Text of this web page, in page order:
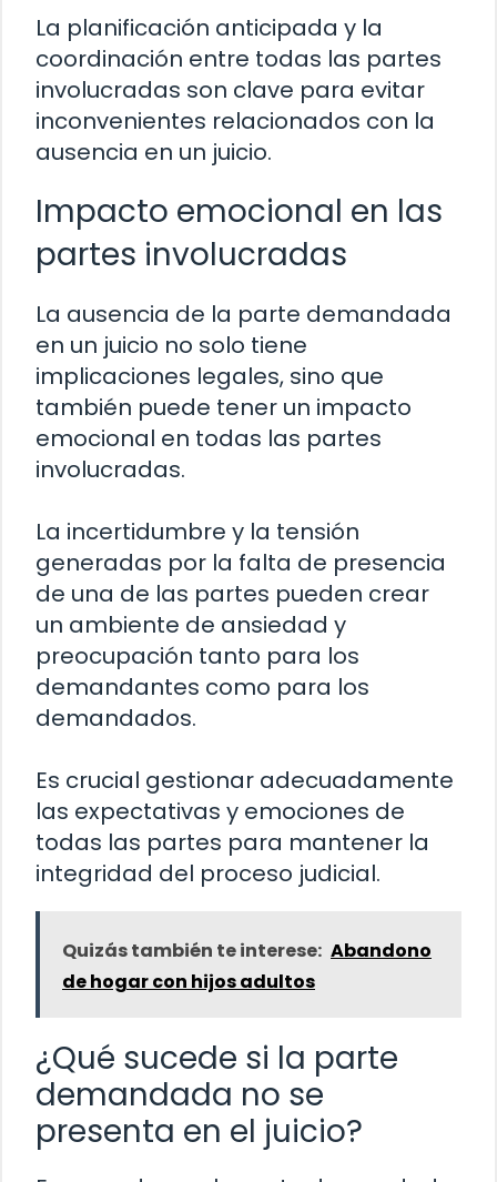
La planificación anticipada y la
coordinación entre todas las partes
involucradas son clave para evitar
inconvenientes relacionados con la
ausencia en un juicio.
Impacto emocional en las
partes involucradas
La ausencia de la parte demandada
en un juicio no solo tiene
implicaciones legales, sino que
también puede tener un impacto
emocional en todas las partes
involucradas.
La incertidumbre y la tensión
generadas por la falta de presencia
de una de las partes pueden crear
un ambiente de ansiedad y
preocupación tanto para los
demandantes como para los
demandados.
Es crucial gestionar adecuadamente
las expectativas y emociones de
todas las partes para mantener la
integridad del proceso judicial.
Quizás también te interese: Abandono
de hogar con hijos adultos
¿Qué sucede si la parte
demandada no se
presenta en el juicio?